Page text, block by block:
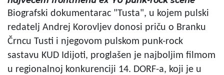
Biografski dokumentarac "Tusta", u kojem pulski
redatelj Andrej Korovljev donosi priču o Branku
Črncu Tusti i njegovom pulskom punk-rock
sastavu KUD Idijoti, proglašen je najboljim filmom
u regionalnoj konkurenciji 14. DORF-a, koji je u